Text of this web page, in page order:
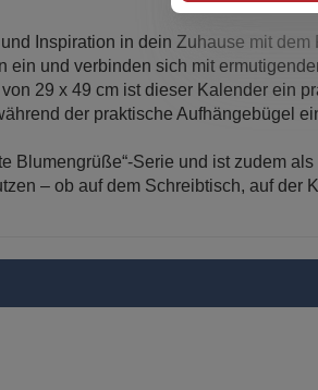
Inspiration in dein Zuhause mit
ein und verbinden sich mit
29 x 49 cm ist dieser Kalender ein
der praktische Aufhängebügel
Blumengrüße“-Serie und ist zudem
– ob auf dem Schreibtisch, auf der